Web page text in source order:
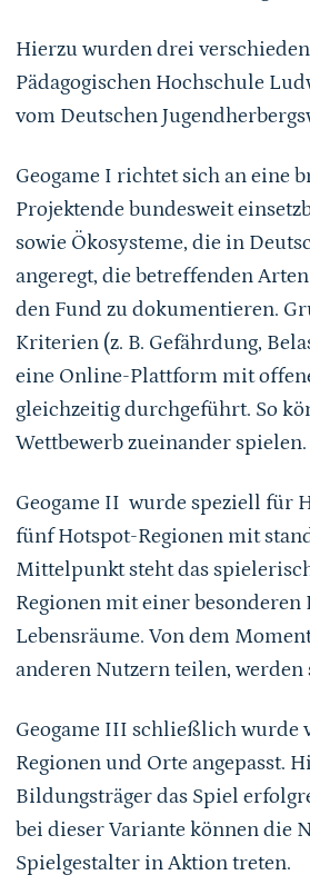
Hierzu wurden drei
Pädagogischen Hochschule
vom Deutschen
Geogame I richtet sich an eine
Projektende bundesweit
sowie Ökosysteme, die in
angeregt, die betreffenden
den Fund zu dokumentieren.
Kriterien (z. B. Gefährdung,
eine Online-Plattform mit
gleichzeitig durchgeführt. So
Wettbewerb zueinander spielen.
Geogame II wurde speziell für
fünf Hotspot-Regionen mit
Mittelpunkt steht das
Regionen mit einer
Lebensräume. Von dem
anderen Nutzern teilen,
Geogame III schließlich wurde
Regionen und Orte angepasst.
Bildungsträger das Spiel
bei dieser Variante können die
Spielgestalter in Aktion treten.